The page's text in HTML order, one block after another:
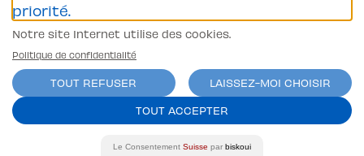
Conditions générales
Politique de confidentialité
ercos.ch
priorité.
Notre site Internet utilise des cookies.
Politique de confidentialité
TOUT REFUSER
LAISSEZ-MOI CHOISIR
TOUT ACCEPTER
Le Consentement Suisse par biskoui